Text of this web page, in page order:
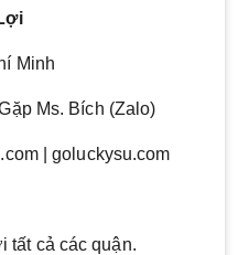
Minh
Ms. Bích (Zalo)
| goluckysu.com
tất cả các quận.